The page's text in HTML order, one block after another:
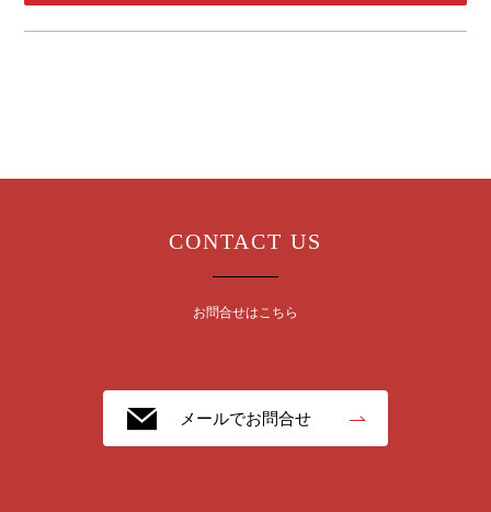
CONTACT US
お問合せはこちら
メールでお問合せ